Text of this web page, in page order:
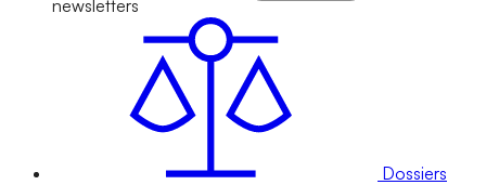
newsletters
Dossiers